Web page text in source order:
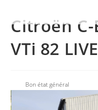
Citroën C-
VTi 82 LIVE
Bon état général